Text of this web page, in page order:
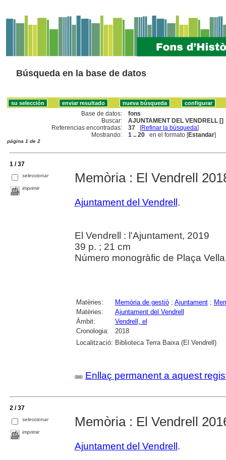
Búsqueda en la base de datos
Base de datos:
fons
Buscar:
AJUNTAMENT DEL VENDRELL []
Referencias encontradas:
37 [Refinar la búsqueda]
Mostrando:
1 .. 20 en el formato [Estandar]
página 1 de 2
1 / 37
seleccionar
imprimir
Memòria : El Vendrell
Ajuntament del Vendrell .
El Vendrell : l'Ajuntament, 2019
39 p. ; 21 cm
Número monogràfic de Plaça
Matèries: Memòria de gestió; Ajuntament;
Matèries:
Ajuntament del Vendrell
Àmbit:
Vendrell, el
Cronologia:
2018
Localització: Biblioteca Terra Baixa (El Vendrell)
Enllaç permanent a aquest
2 / 37
seleccionar
imprimir
Memòria : El Vendrell
Ajuntament del Vendrell .